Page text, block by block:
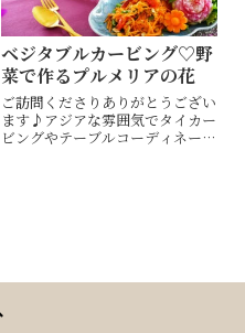
ベジタブルカービング♡野
菜で作るプルメリアの花
ご訪問くださりありがとうござい
ます♪アジアな雰囲気でタイカー
ビングやテーブルコーディネート